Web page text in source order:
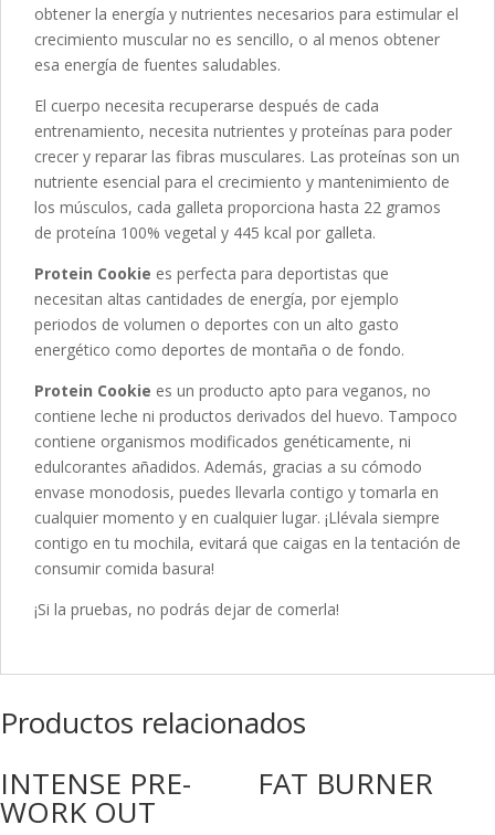
obtener la energía y nutrientes necesarios para estimular el
crecimiento muscular no es sencillo, o al menos obtener
esa energía de fuentes saludables.
El cuerpo necesita recuperarse después de cada
entrenamiento, necesita nutrientes y proteínas para poder
crecer y reparar las fibras musculares. Las proteínas son un
nutriente esencial para el crecimiento y mantenimiento de
los músculos, cada galleta proporciona hasta 22 gramos
de proteína 100% vegetal y 445 kcal por galleta.
Protein Cookie es perfecta para deportistas que
necesitan altas cantidades de energía, por ejemplo
periodos de volumen o deportes con un alto gasto
energético como deportes de montaña o de fondo.
Protein Cookie es un producto apto para veganos, no
contiene leche ni productos derivados del huevo. Tampoco
contiene organismos modificados genéticamente, ni
edulcorantes añadidos. Además, gracias a su cómodo
envase monodosis, puedes llevarla contigo y tomarla en
cualquier momento y en cualquier lugar. ¡Llévala siempre
contigo en tu mochila, evitará que caigas en la tentación de
consumir comida basura!
¡Si la pruebas, no podrás dejar de comerla!
Productos relacionados
INTENSE PRE-
WORK OUT
FAT BURNER